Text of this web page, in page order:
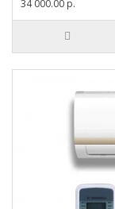
34 000.00 р.